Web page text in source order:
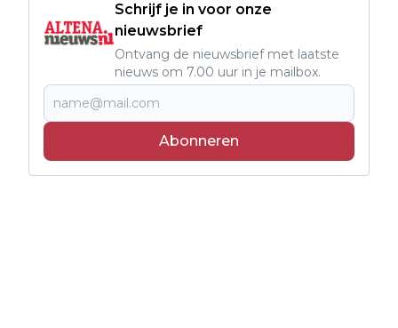
Schrijf je in voor onze
nieuwsbrief
Ontvang de nieuwsbrief met laatste
nieuws om 7.00 uur in je mailbox.
Abonneren